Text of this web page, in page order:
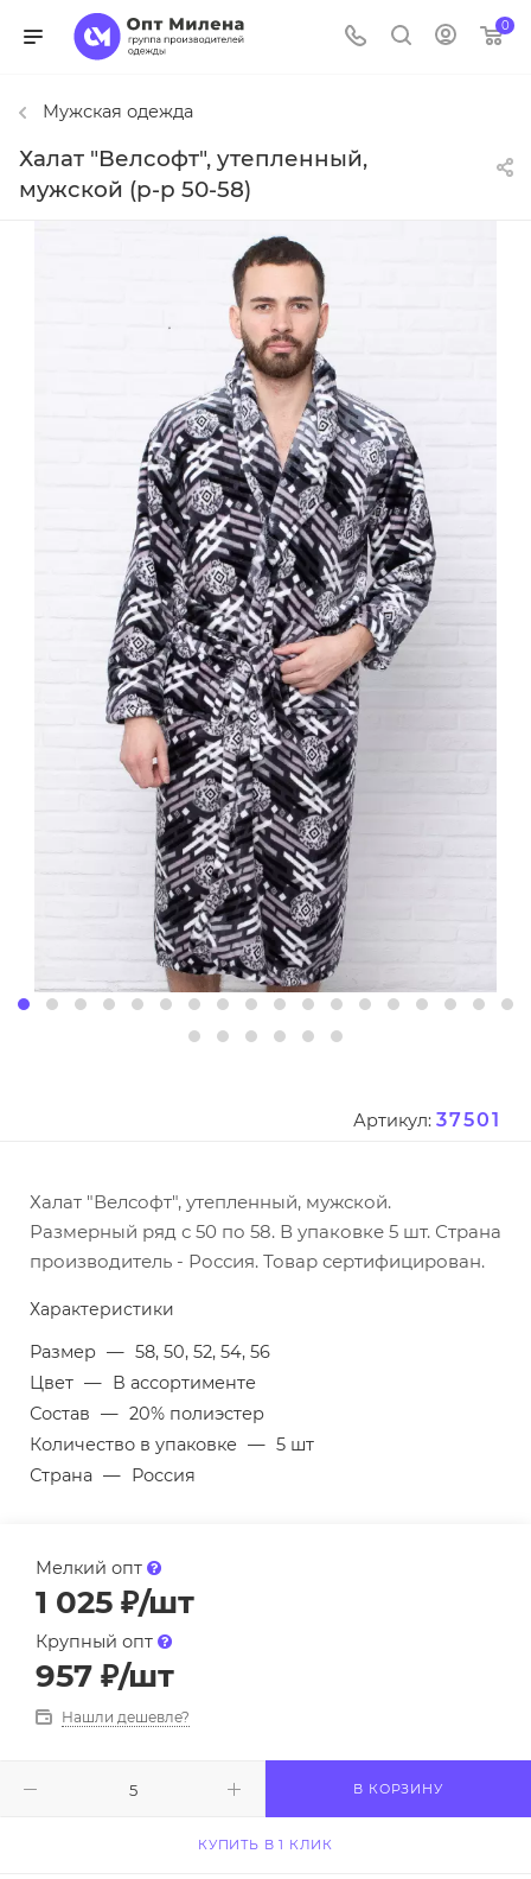
0
Мужская одежда
Халат "Велсофт", утепленный,
мужской (р-р 50-58)
Артикул: 37501
Халат "Велсофт", утепленный, мужской.
Размерный ряд с 50 по 58. В упаковке 5 шт. Страна
производитель - Россия. Товар сертифицирован.
Характеристики
Размер — 58, 50, 52, 54, 56
Цвет — В ассортименте
Состав — 20% полиэстер
Количество в упаковке — 5 шт
Страна — Россия
Мелкий опт
1 025 ₽/шт
Крупный опт
957 ₽/шт
Нашли дешевле?
В КОРЗИНУ
КУПИТЬ В 1 КЛИК